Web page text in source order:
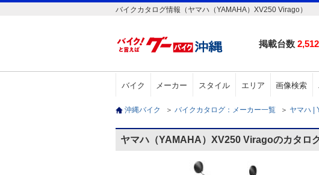
バイクカタログ情報（ヤマハ（YAMAHA）XV250 Virago）
掲載台数 2,512
バイク メーカー スタイル エリア 画像検索
沖縄バイク ＞ バイクカタログ：メーカー一覧 ＞ ヤマハ |
ヤマハ（YAMAHA）XV250 Viragoのカタロ